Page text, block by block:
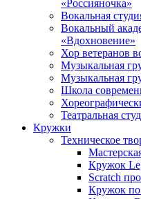
«Россияночка»
Вокальная
Вокальный
«Вдохновение»
Хор ветеранов
Музыкальная
Музыкальная
Школа
Театральная
Кружки
Техническое
Кружок
Scratch
Кружок